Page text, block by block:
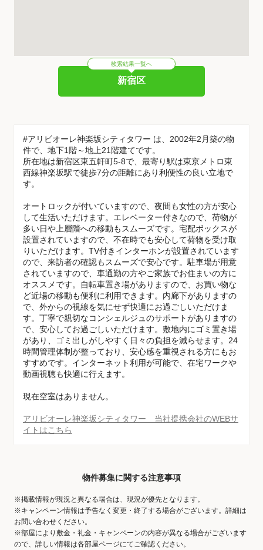
検索結果一覧へ
新宿区
#アリビオーレ神楽坂シティタワー は、2002年2月築の物
件で、地下1階～地上21階建てです。
所在地は新宿区東五軒町5-8で、最寄り駅は東京メトロ東
西線神楽坂駅で徒歩7分の距離にあり利便性の良い立地で
す。
オートロックが付いていますので、夜間も女性の方が安心
して生活いただけます。エレベーター付きなので、荷物が
多い日や上層階への移動もスムーズです。宅配ボックスが
設置されていますので、不在時でも安心して荷物を受け取
りいただけます。TV付きインターホンが設置されています
ので、来訪者の確認もスムーズで安心です。駐車場が用意
されていますので、車通勤の方やご家族でお住まいの方に
オススメです。自転車置き場がありますので、お買い物な
ど近場の移動も便利に利用できます。内廊下がありますの
で、外からの視線を気にせず快適にお過ごしいただけま
す。丁寧で親切なコンシェルジュのサポートがありますの
で、安心してお過ごしいただけます。敷地内にゴミ置き場
があり、ゴミ出しがしやすく日々の負担を減らせます。24
時間管理体制が整っており、安心感を重視される方にもお
すすめです。インターネット利用が可能で、在宅ワークや
動画視聴も快適に行えます。
現在空室はありません。
アリビオーレ神楽坂シティタワー 当社提携会社のWEBサ
イトはこちら
物件募集に関する注意事項
※掲載情報が現況と異なる場合は、現況が優先となります。
※キャンペーン情報は予告なく変更・終了する場合がございます。詳細は
お問い合わせください。
※部屋により敷金・礼金・キャンペーンの内容が異なる場合がございます
ので、詳しい情報は各部屋ページにてご確認ください。